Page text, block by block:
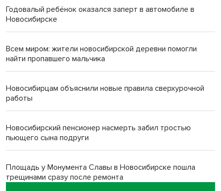
Годовалый ребёнок оказался заперт в автомобиле в
Новосибирске
Всем миром: жители новосибирской деревни помогли
найти пропавшего мальчика
Новосибирцам объяснили новые правила сверхурочной
работы
Новосибирский пенсионер насмерть забил тростью
пьющего сына подруги
Площадь у Монумента Славы в Новосибирске пошла
трещинами сразу после ремонта